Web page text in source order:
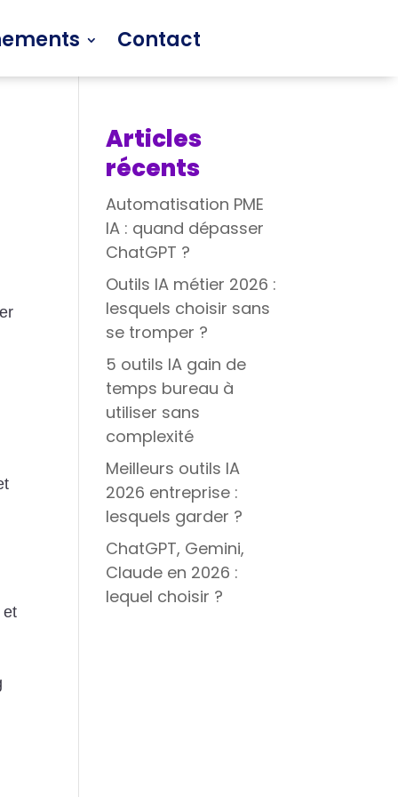
Contact
et
Articles
récents
Automatisation PME
IA : quand dépasser
ChatGPT ?
Outils IA métier 2026 :
lesquels choisir sans
se tromper ?
5 outils IA gain de
temps bureau à
utiliser sans
complexité
Meilleurs outils IA
2026 entreprise :
lesquels garder ?
ChatGPT, Gemini,
Claude en 2026 :
lequel choisir ?